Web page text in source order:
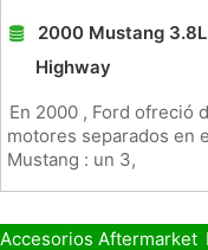
2000 Mustang
Highway
En 2000 , Ford ofreció
motores separados en
Mustang : un 3,
Accesorios Aftermarket